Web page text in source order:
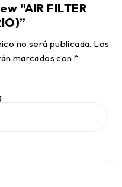
“AIR FILTER
no será publicada. Los
marcados con*